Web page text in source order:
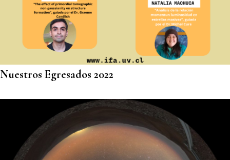
Nuestros Egresados 2022